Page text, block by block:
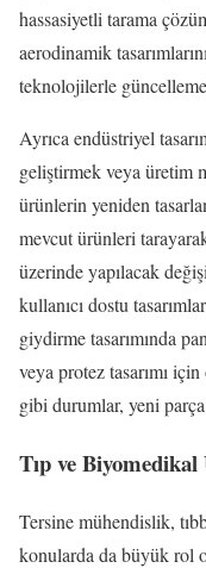
hassasiyetli tarama
aerodinamik
teknolojilerle
Ayrıca endüstriyel
geliştirmek veya üretim
ürünlerin yeniden
mevcut ürünleri
üzerinde yapılacak
kullanıcı dostu
giydirme tasarımında
veya protez tasarımı
gibi durumlar, yeni
Tıp ve
Tersine mühendislik,
konularda da büyük rol